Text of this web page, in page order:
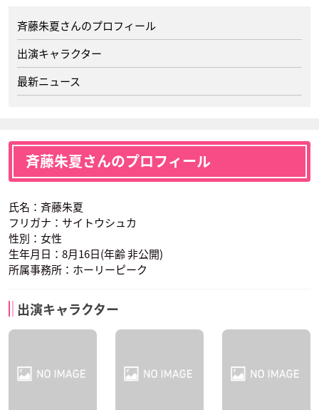
斉藤朱夏さんのプロフィール
出演キャラクター
最新ニュース
斉藤朱夏さんのプロフィール
氏名：斉藤朱夏
フリガナ：サイトウシュカ
性別：女性
生年月日：8月16日(年齢 非公開)
所属事務所：ホーリーピーク
出演キャラクター